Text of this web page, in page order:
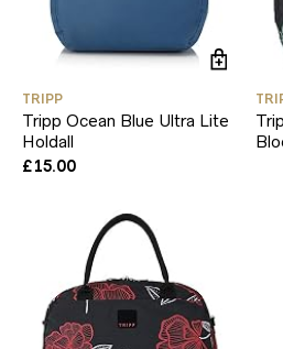
TRIPP
Tripp Ocean Blue Ultra Lite
Holdall
£15.00